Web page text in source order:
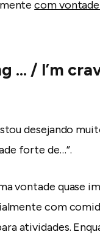
com
… / I’m
desejando
forte de…”.
vontade quase
com
atividades.